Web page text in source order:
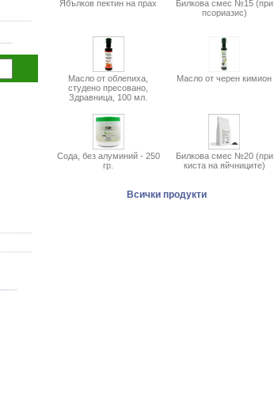
Ябълков пектин на прах
Билкова смес №15 (при
псориазис)
Масло от облепиха,
студено пресовано,
Здравница, 100 мл.
Масло от черен кимион
Сода, без алуминий - 250
гр.
Билкова смес №20 (при
киста на яйчниците)
Всички продукти